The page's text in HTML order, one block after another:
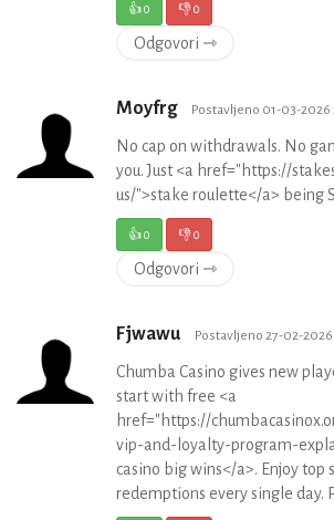
👍0 👎0
Odgovori ⇾
Moyfrg Postavljeno 01-03-2026
No cap on withdrawals. No
you. Just <a href="https://
us/">stake roulette</a> being
👍0 👎0
Odgovori ⇾
Fjwawu Postavljeno 27-02-2026
Chumba Casino gives new
start with free <a
href="https://
vip-and-loyalty-program-
casino big wins</a>. Enjoy top
redemptions every single day.